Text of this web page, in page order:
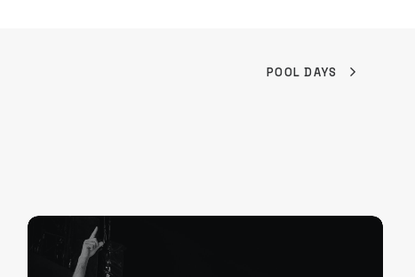
POOL DAYS